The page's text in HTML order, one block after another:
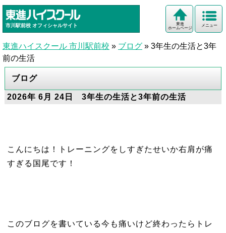
市川駅前校 オフィシャルサイト メニュー
東進
ホームページ
東進ハイスクール 市川駅前校 » ブログ » 3年生の生活と3年
前の生活
ブログ
2026年 6月 24日 3年生の生活と3年前の生活
こんにちは！トレーニングをしすぎたせいか右肩が痛
すぎる国尾です！
このブログを書いている今も痛いけど終わったらトレ